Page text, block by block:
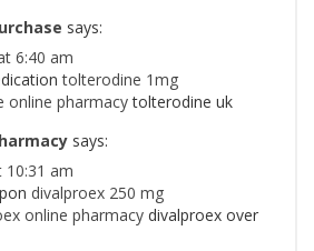
says:
6:40 am
tolterodine 1mg
online pharmacytolterodine uk
says:
10:31 am
divalproex 250 mg
online pharmacy divalproex over